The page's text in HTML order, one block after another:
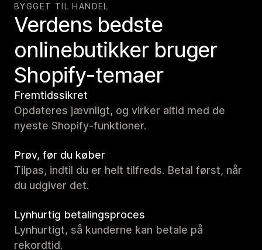
BYGGET TIL HANDEL
Verdens bedste
onlinebutikker bruger
Shopify-temaer
Fremtidssikret
Opdateres jævnligt, og virker altid med de
nyeste Shopify-funktioner.
Prøv, før du køber
Tilpas, indtil du er helt tilfreds. Betal først, når
du udgiver det.
Lynhurtig betalingsproces
Lynhurtigt, så kunderne kan betale på
rekordtid.